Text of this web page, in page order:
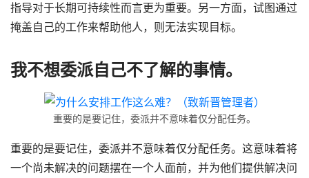
指导对于长期可持续性而言更为重要。另一方面，试图通过
掩盖自己的工作来帮助他人，则无法实现目标。
我不想委派自己不了解的事情。
重要的是要记住，委派并不意味着仅分配任务。
重要的是要记住，委派并不意味着仅分配任务。这意味着将
一个尚未解决的问题摆在一个人面前，并为他们提供解决问